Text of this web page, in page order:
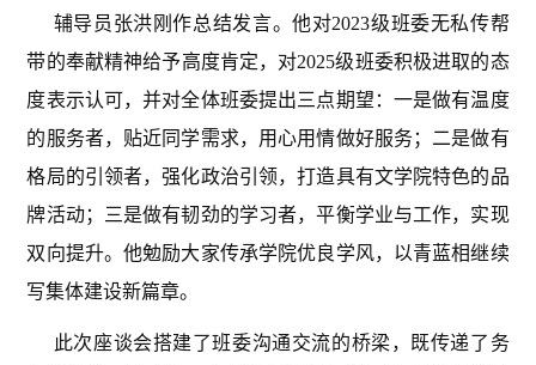
辅导员张洪刚作总结发言。他对2023级班委无私传帮
带的奉献精神给予高度肯定，对2025级班委积极进取的态
度表示认可，并对全体班委提出三点期望：一是做有温度
的服务者，贴近同学需求，用心用情做好服务；二是做有
格局的引领者，强化政治引领，打造具有文学院特色的品
牌活动；三是做有韧劲的学习者，平衡学业与工作，实现
双向提升。他勉励大家传承学院优良学风，以青蓝相继续
写集体建设新篇章。
此次座谈会搭建了班委沟通交流的桥梁，既传递了务